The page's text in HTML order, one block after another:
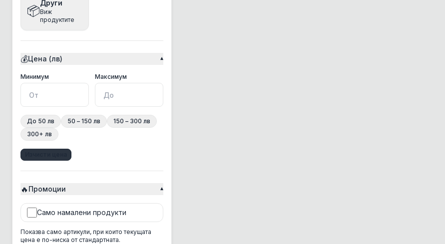
Bea
Best Clean
BonaCibo
BRAAAF
Bravery
Brit
Chicopee
Chris Christensen
Churu Rolls
CosyFlock
Croci
CSI Floor&Surface
CSI Urine
📦
Други
Виж
продуктите
💰Цена (лв) ▾
Минимум Минимална ценаМаксимум
До 50 лв 50 – 150 лв
150 – 300 лв
300+ лв
🔥 Промоции ▾
Само намалени продукти
Показва само артикули, при които текущата
цена е по-ниска от стандартната.